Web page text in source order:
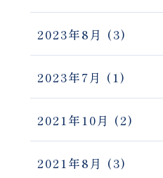
2023年8月 (3)
2023年7月 (1)
2021年10月 (2)
2021年8月 (3)